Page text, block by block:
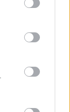
party tags to
below Google
erhöhen
und
wir